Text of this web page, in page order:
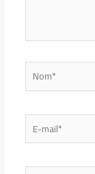
Nom*
E-
mail*